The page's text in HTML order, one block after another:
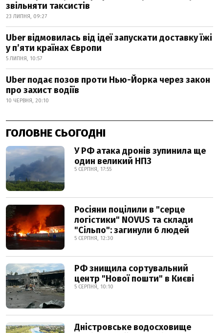
звільняти таксистів
23 ЛИПНЯ, 09:27
Uber відмовилась від ідеї запускати доставку їжі
у пʼяти країнах Європи
5 ЛИПНЯ, 10:57
Uber подає позов проти Нью-Йорка через закон
про захист водіїв
10 ЧЕРВНЯ, 20:10
ГОЛОВНЕ СЬОГОДНІ
У РФ атака дронів зупинила ще
один великий НПЗ
5 СЕРПНЯ, 17:55
Росіяни поцілили в "серце
логістики" NOVUS та склади
"Сільпо": загинули 6 людей
5 СЕРПНЯ, 12:30
РФ знищила сортувальний
центр "Нової пошти" в Києві
5 СЕРПНЯ, 10:10
Дністровське водосховище